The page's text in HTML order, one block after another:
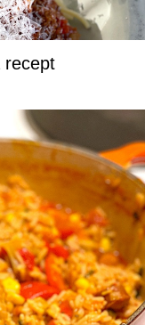
recept